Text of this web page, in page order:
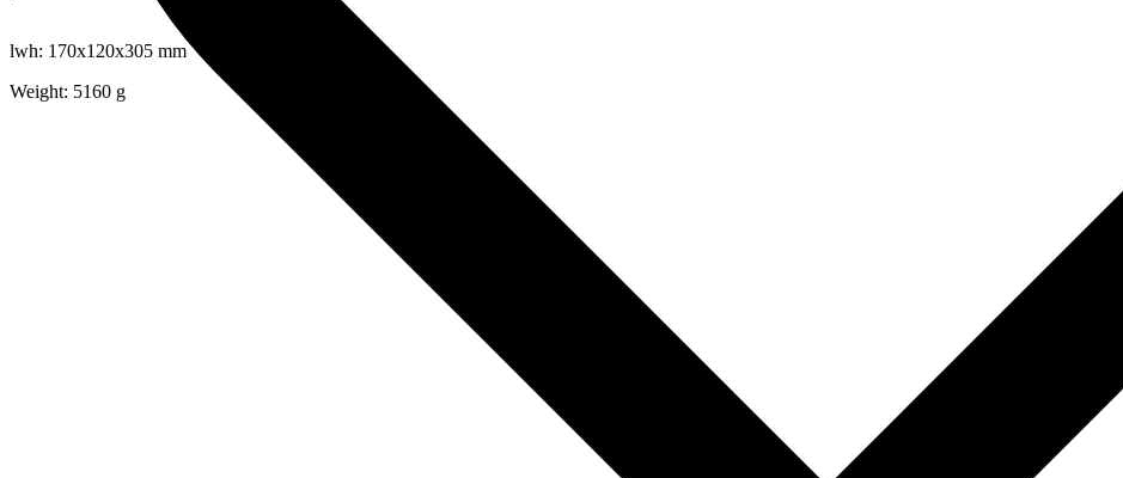
lwh: 170x120x305 mm
Weight: 5160 g